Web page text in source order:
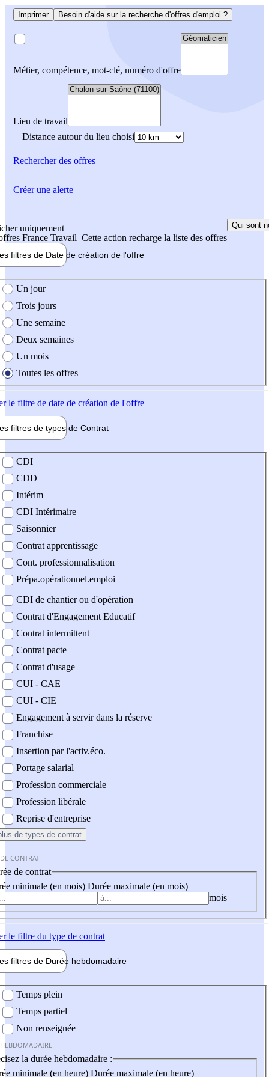
Imprimer Besoin d'aide sur la recherche d'offres d'emploi ?
Métier, compétence, mot-clé, numéro d'offre
Lieu de travail
Distance autour du lieu choisi
Rechercherdes offres
uniquement
France Travail Cette action recharge la liste des offres
Qui sont
filtres de Date de création de l'offre
création de l'offre
Un jour
Trois jours
Une semaine
Deux semaines
Un mois
Toutes les offres
le filtre de date de création de l'offre
filtres de types de Contrat
contrat
CDI
CDD
Intérim
CDI Intérimaire
Saisonnier
Contrat apprentissage
Cont. professionnalisation
Prépa.opérationnel.emploi
CDI de chantier ou d'opération
Contrat d'Engagement Educatif
Contrat intermittent
Contrat pacte
Contrat d'usage
CUI - CAE
CUI - CIE
Engagement à servir dans la réserve
Franchise
Insertion par l'activ.éco.
Portage salarial
Profession commerciale
Profession libérale
Reprise d'entreprise
de types de contrat
CONTRAT
de contrat
minimale (en mois) Durée maximale (en mois)
mois
le filtre du type de contrat
filtres de Durée hebdomadaire
Temps plein
Temps partiel
Non renseignée
la durée hebdomadaire :
minimale (en heure) Durée maximale (en heure)
Créer une alerte